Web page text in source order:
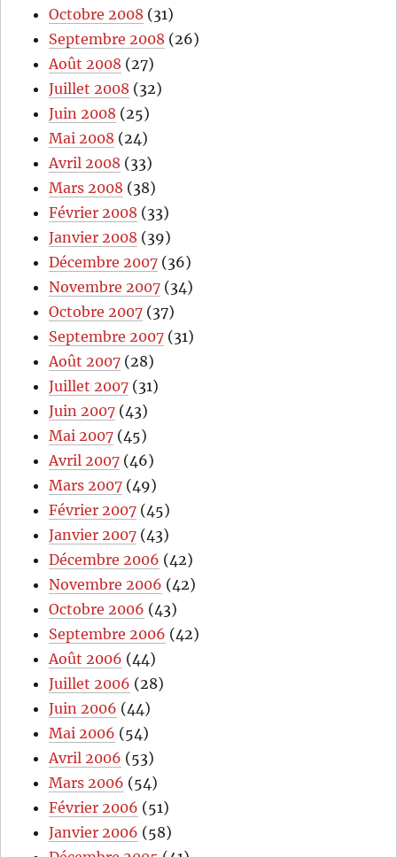
Octobre 2008 (31)
Septembre 2008 (26)
Août 2008 (27)
Juillet 2008 (32)
Juin 2008 (25)
Mai 2008 (24)
Avril 2008 (33)
Mars 2008 (38)
Février 2008 (33)
Janvier 2008 (39)
Décembre 2007 (36)
Novembre 2007 (34)
Octobre 2007 (37)
Septembre 2007 (31)
Août 2007 (28)
Juillet 2007 (31)
Juin 2007 (43)
Mai 2007 (45)
Avril 2007 (46)
Mars 2007 (49)
Février 2007 (45)
Janvier 2007 (43)
Décembre 2006 (42)
Novembre 2006 (42)
Octobre 2006 (43)
Septembre 2006 (42)
Août 2006 (44)
Juillet 2006 (28)
Juin 2006 (44)
Mai 2006 (54)
Avril 2006 (53)
Mars 2006 (54)
Février 2006 (51)
Janvier 2006 (58)